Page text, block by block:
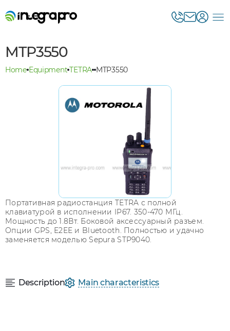
MTP3550
Home Equipment TETRA MTP3550
Портативная радиостанция TETRA с полной
клавиатурой в исполнении IP67. 350-470 МГц.
Мощность до 1.8Вт. Боковой аксессуарный разъем.
Опции GPS, E2EE и Bluetooth. Полностью и удачно
заменяется моделью Sepura STP9040.
Description Main characteristics